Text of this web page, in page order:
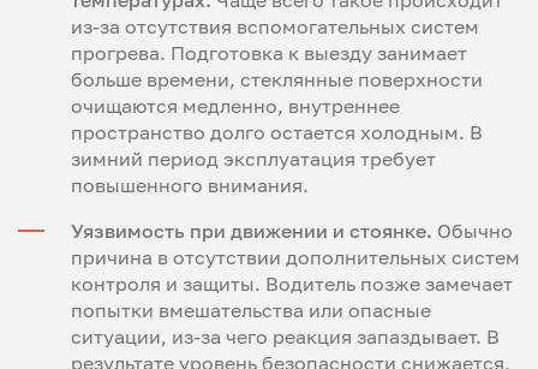
из-за отсутствия вспомогательных систем
прогрева. Подготовка к выезду занимает
больше времени, стеклянные поверхности
очищаются медленно, внутреннее
пространство долго остается холодным. В
зимний период эксплуатация требует
повышенного внимания.
Уязвимость при движении и стоянке. Обычно
причина в отсутствии дополнительных систем
контроля и защиты. Водитель позже замечает
попытки вмешательства или опасные
ситуации, из-за чего реакция запаздывает. В
результате уровень безопасности снижается,